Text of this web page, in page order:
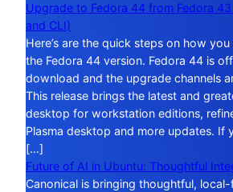
Upgrade to Fedora 44 from Fedora
and CLI)
Here’s are the quick steps on how
the Fedora 44 version. Fedora 44 is
download and the upgrade channels
This release brings the latest and
desktop for workstation editions,
Plasma desktop and more updates. If
[…]
Future of AI in Ubuntu: Thoughtful
Canonical is bringing thoughtful,